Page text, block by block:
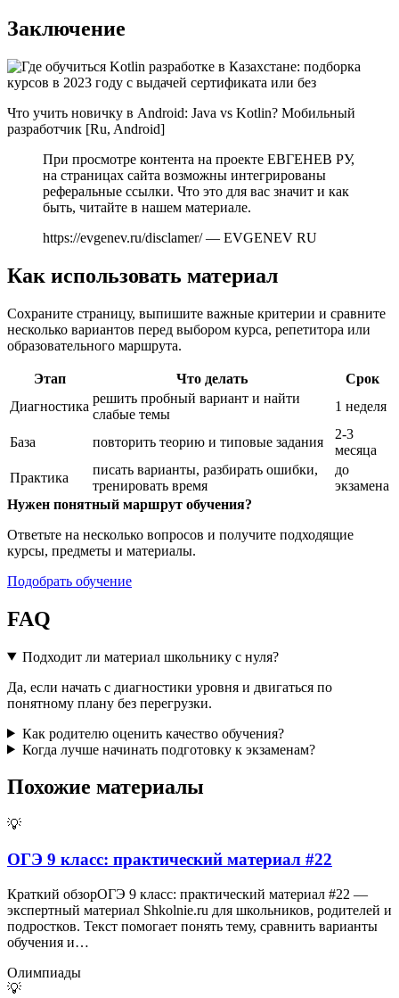
Заключение
Что учить новичку в Android: Java vs Kotlin? Мобильный
разработчик [Ru, Android]
При просмотре контента на проекте ЕВГЕНЕВ РУ,
на страницах сайта возможны интегрированы
реферальные ссылки. Что это для вас значит и как
быть, читайте в нашем материале.
https://evgenev.ru/disclamer/ — EVGENEV RU
Как использовать материал
Сохраните страницу, выпишите важные критерии и сравните
несколько вариантов перед выбором курса, репетитора или
образовательного маршрута.
Этап Что делать
Срок
Диагностика
решить пробный вариант и найти
слабые темы
1 неделя
База повторить теорию и типовые задания
2-3
месяца
Практика
писать варианты, разбирать ошибки,
тренировать время
до
экзамена
Нужен понятный маршрут обучения?
Ответьте на несколько вопросов и получите подходящие
курсы, предметы и материалы.
Подобрать обучение
FAQ
Подходит ли материал школьнику с нуля?
Да, если начать с диагностики уровня и двигаться по
понятному плану без перегрузки.
Как родителю оценить качество обучения?
Когда лучше начинать подготовку к экзаменам?
Похожие материалы
💡
ОГЭ 9 класс: практический материал #22
Краткий обзорОГЭ 9 класс: практический материал #22 —
экспертный материал Shkolnie.ru для школьников, родителей и
подростков. Текст помогает понять тему, сравнить варианты
обучения и…
Олимпиады
💡